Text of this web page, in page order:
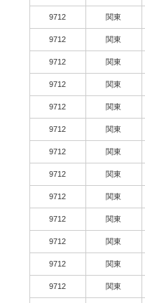
9712 関東
9712 関東
9712 関東
9712 関東
9712 関東
9712 関東
9712 関東
9712 関東
9712 関東
9712 関東
9712 関東
9712 関東
9712 関東